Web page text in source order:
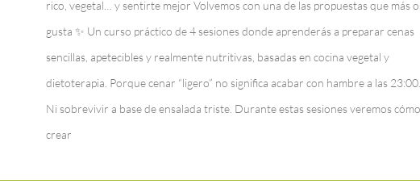
rico, vegetal… y sentirte mejor Volvemos con una de las propuestas que más
gusta ✨ Un curso práctico de 4 sesiones donde aprenderás a preparar cenas
sencillas, apetecibles y realmente nutritivas, basadas en cocina vegetal y
dietoterapia. Porque cenar “ligero” no significa acabar con hambre a las 23:00.
Ni sobrevivir a base de ensalada triste. Durante estas sesiones veremos cómo
crear